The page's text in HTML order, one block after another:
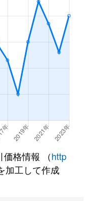
格情報 （http
加工して作成